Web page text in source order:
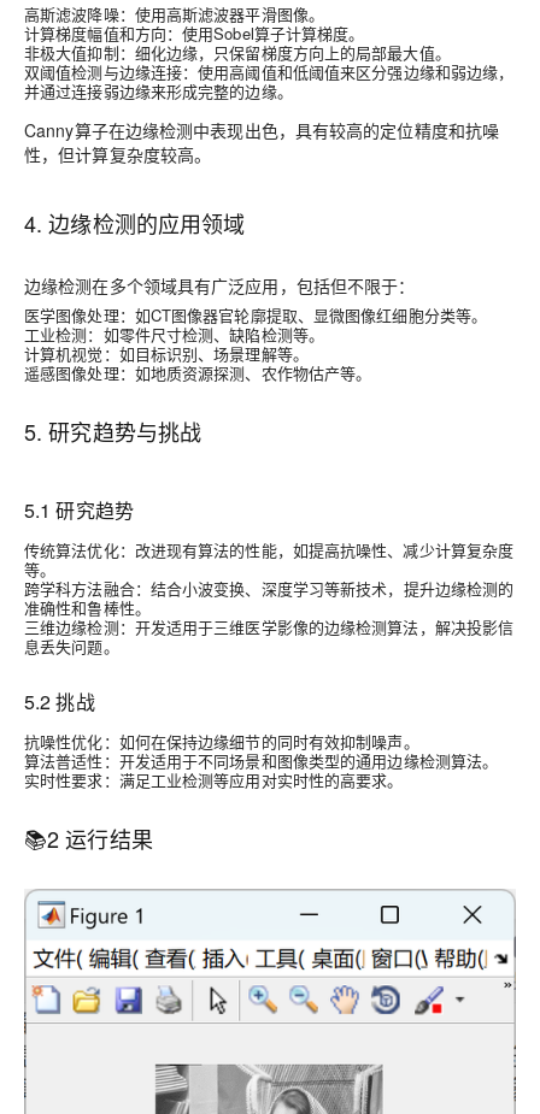
高斯滤波降噪：使用高斯滤波器平滑图像。
计算梯度幅值和方向：使用Sobel算子计算梯度。
非极大值抑制：细化边缘，只保留梯度方向上的局部最大值。
双阈值检测与边缘连接：使用高阈值和低阈值来区分强边缘和弱边缘，
并通过连接弱边缘来形成完整的边缘。
Canny算子在边缘检测中表现出色，具有较高的定位精度和抗噪
性，但计算复杂度较高。
4. 边缘检测的应用领域
边缘检测在多个领域具有广泛应用，包括但不限于：
医学图像处理：如CT图像器官轮廓提取、显微图像红细胞分类等。
工业检测：如零件尺寸检测、缺陷检测等。
计算机视觉 ：如目标识别、场景理解等。
遥感图像处理：如地质资源探测、农作物估产等。
5. 研究趋势与挑战
5.1 研究趋势
传统算法优化：改进现有算法的性能，如提高抗噪性、减少计算复杂度
等。
跨学科方法融合：结合小波变换、深度学习等新技术，提升边缘检测的
准确性和鲁棒性。
三维边缘检测：开发适用于三维医学影像的边缘检测算法，解决投影信
息丢失问题。
5.2 挑战
抗噪性优化：如何在保持边缘细节的同时有效抑制噪声。
算法普适性 ：开发适用于不同场景和图像类型的通用边缘检测算法。
实时性要求：满足工业检测等应用对实时性的高要求。
📚2 运行结果